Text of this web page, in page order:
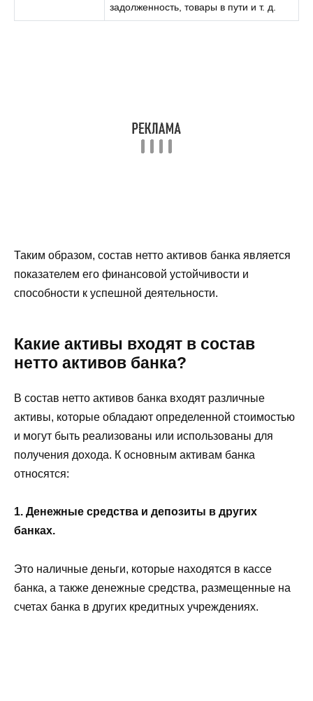
задолженность, товары в пути и т. д.
Таким образом, состав нетто активов банка является
показателем его финансовой устойчивости и
способности к успешной деятельности.
Какие активы входят в состав
нетто активов банка?
В состав нетто активов банка входят различные
активы, которые обладают определенной стоимостью
и могут быть реализованы или использованы для
получения дохода. К основным активам банка
относятся:
1. Денежные средства и депозиты в других
банках.
Это наличные деньги, которые находятся в кассе
банка, а также денежные средства, размещенные на
счетах банка в других кредитных учреждениях.